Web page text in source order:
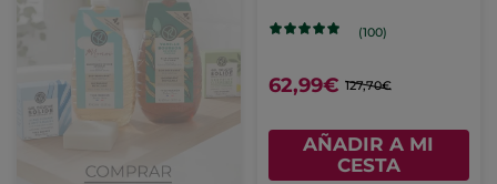
(100)
62,99€ 127,70€
AÑADIR A MI
CESTA